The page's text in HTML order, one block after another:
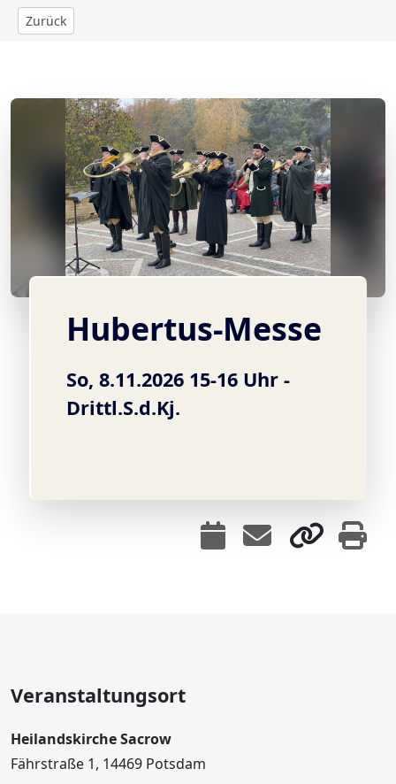
Zurück
Hubertus-Messe
So, 8.11.2026 15-16 Uhr -
Drittl.S.d.Kj.
Veranstaltungsort
Heilandskirche Sacrow
Fährstraße 1, 14469 Potsdam